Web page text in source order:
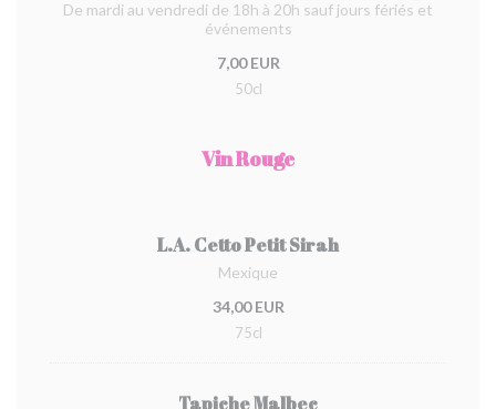
De mardi au vendredi de 18h à 20h sauf jours fériés et
événements
7,00 EUR
50cl
Vin Rouge
L.A. Cetto Petit Sirah
Mexique
34,00 EUR
75cl
Tapiche Malbec